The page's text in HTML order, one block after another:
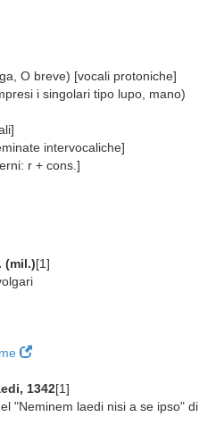
O breve) [vocali protoniche]
i singolari tipo lupo, mano)
intervocaliche]
r + cons.]
(mil.)[1]
1342[1]
"Neminem laedi nisi a se ipso" di